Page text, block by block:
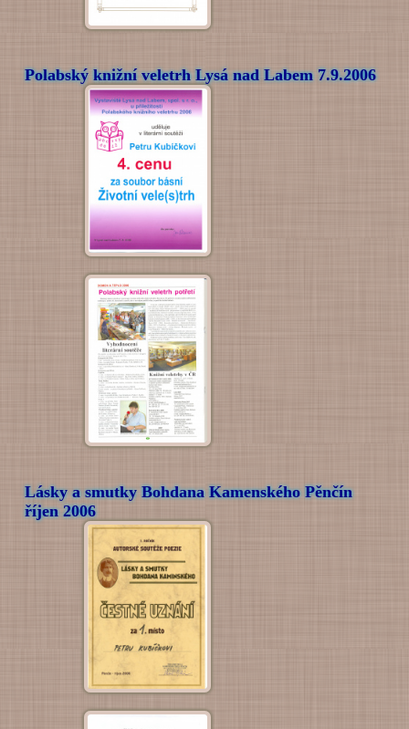
Polabský knižní veletrh Lysá nad Labem 7.9.2006
Lásky a smutky Bohdana Kamenského Pěnčín
říjen 2006